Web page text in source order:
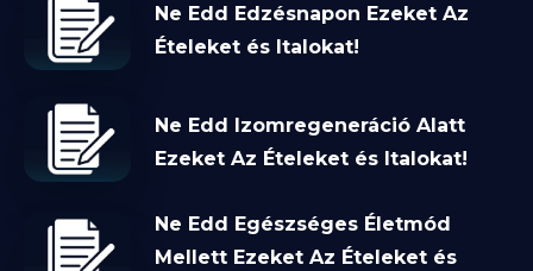
Ne Edd Edzésnapon Ezeket Az
Ételeket és Italokat!
Ne Edd Izomregeneráció Alatt
Ezeket Az Ételeket és Italokat!
Ne Edd Egészséges Életmód
Mellett Ezeket Az Ételeket és